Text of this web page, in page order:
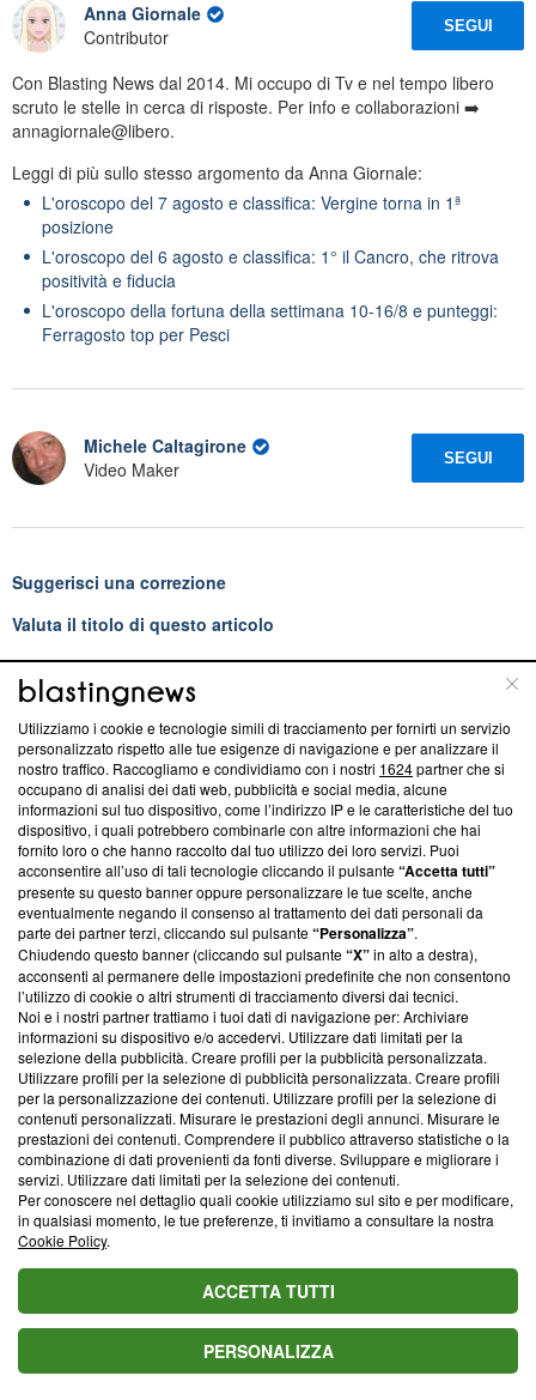
Anna Giornale
Contributor
SEGUI
Con Blasting News dal 2014. Mi occupo di Tv e nel tempo libero
scruto le stelle in cerca di risposte. Per info e collaborazioni ➡️
annagiornale@libero.
Leggi di più sullo stesso argomento da Anna Giornale:
L'oroscopo del 7 agosto e classifica: Vergine torna in 1ª
posizione
L'oroscopo del 6 agosto e classifica: 1° il Cancro, che ritrova
positività e fiducia
L'oroscopo della fortuna della settimana 10-16/8 e punteggi:
Ferragosto top per Pesci
Michele Caltagirone
Video Maker
SEGUI
Suggerisci una correzione
Valuta il titolo di questo articolo
Blasting News consiglia
L'oroscopo di domani 5 agosto, classifica e previsioni:
1ﾟGemelli, giornata 'no problem'
Oroscopo dei colpi di scena 11-20 agosto 2026: Toro,
sorpresa d'amore fuori dagli schemi
L'oroscopo del 7 agosto 2026: 1ﾟGemelli, 2ﾟPesci, 3ﾟ
Scorpione
L'oroscopo del 6 agosto e classifica: 1° il Cancro, che
ritrova positività e fiducia
L'oroscopo del 9 maggio e le pagelle per tutti i segni:
voto 8,5 al Cancro
L'oroscopo del giorno 10 maggio: Ariete rilassato in
amore
Spoiler My sweet lie: Sevket scopre le bugie di sua
figliaVIDEO
Eurogol di Zhegrova, la Juve batte il ChelseaVIDEO
Blasting News lavora con l’Unione Europea nella lotta
Utilizziamo i cookie e tecnologie simili di tracciamento per fornirti un servizio
personalizzato rispetto alle tue esigenze di navigazione e per analizzare il
nostro traffico. Raccogliamo e condividiamo con i nostri 1624partner che si
occupano di analisi dei dati web, pubblicità e social media, alcune
informazioni sul tuo dispositivo, come l’indirizzo IP e le caratteristiche del tuo
dispositivo, i quali potrebbero combinarle con altre informazioni che hai
fornito loro o che hanno raccolto dal tuo utilizzo dei loro servizi. Puoi
acconsentire all’uso di tali tecnologie cliccando il pulsante“Accetta tutti”
presente su questo banner oppure personalizzare le tue scelte, anche
eventualmente negando il consenso al trattamento dei dati personali da
parte dei partner terzi, cliccando sul pulsante“Personalizza”.
Chiudendo questo banner (cliccando sul pulsante“X”in alto a destra),
acconsenti al permanere delle impostazioni predefinite che non consentono
l’utilizzo di cookie o altri strumenti di tracciamento diversi dai tecnici.
Noi e i nostri partner trattiamo i tuoi dati di navigazione per: Archiviare
informazioni su dispositivo e/o accedervi. Utilizzare dati limitati per la
selezione della pubblicità. Creare profili per la pubblicità personalizzata.
Utilizzare profili per la selezione di pubblicità personalizzata. Creare profili
per la personalizzazione dei contenuti. Utilizzare profili per la selezione di
contenuti personalizzati. Misurare le prestazioni degli annunci. Misurare le
prestazioni dei contenuti. Comprendere il pubblico attraverso statistiche o la
combinazione di dati provenienti da fonti diverse. Sviluppare e migliorare i
servizi. Utilizzare dati limitati per la selezione dei contenuti.
Per conoscere nel dettaglio quali cookie utilizziamo sul sito e per modificare,
in qualsiasi momento, le tue preferenze, ti invitiamo a consultare la nostra
Cookie Policy.
ACCETTA TUTTI
PERSONALIZZA